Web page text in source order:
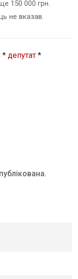
150 000 грн.
не вказав.
* депутат *